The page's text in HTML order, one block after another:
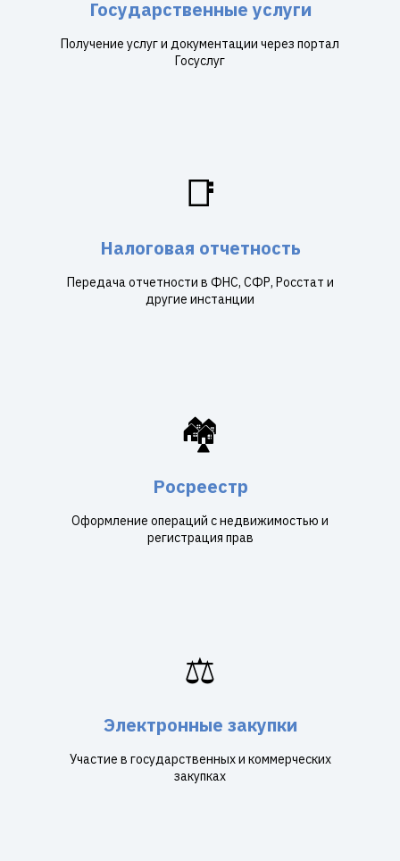
Государственные услуги
Получение услуг и документации через портал
Госуслуг
📑
Налоговая отчетность
Передача отчетности в ФНС, СФР, Росстат и
другие инстанции
🏘️
Росреестр
Оформление операций с недвижимостью и
регистрация прав
⚖️
Электронные закупки
Участие в государственных и коммерческих
закупках